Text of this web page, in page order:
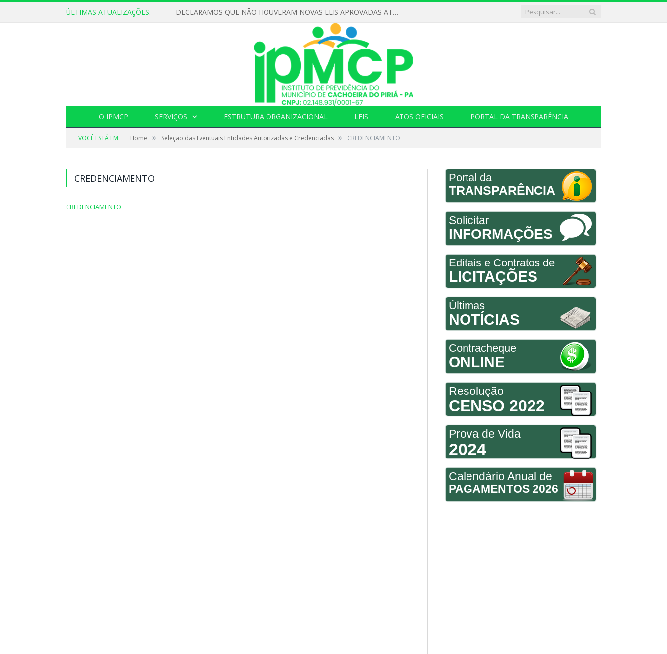
ÚLTIMAS ATUALIZAÇÕES: DECLARAMOS QUE NÃO HOUVERAM NOVAS LEIS APROVADAS ATÉ O MOMENTO PARA O INSTITUTO DE PREVIDÊNCIA NO ANO DE 2026
O IPMCP SERVIÇOS ESTRUTURA ORGANIZACIONAL LEIS ATOS OFICIAIS PORTAL DA TRANSPARÊNCIA
VOCÊ ESTÁ EM: Home » Seleção das Eventuais Entidades Autorizadas e Credenciadas » CREDENCIAMENTO
CREDENCIAMENTO
CREDENCIAMENTO
Portal da
TRANSPARÊNCIA
Solicitar
INFORMAÇÕES
Editais e Contratos de
LICITAÇÕES
Últimas
NOTÍCIAS
Contracheque
ONLINE
Resolução
CENSO 2022
Prova de Vida
2024
Calendário Anual de
PAGAMENTOS 2026